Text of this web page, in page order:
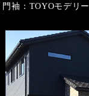
門袖：TOYOモデリ